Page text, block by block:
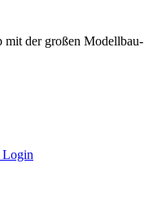
mit der großen Modellbau-
Login